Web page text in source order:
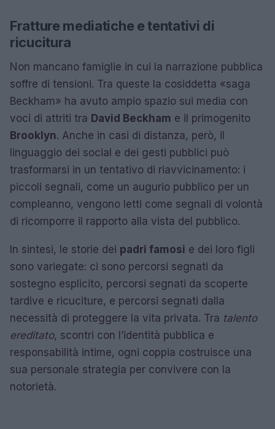
Fratture mediatiche e tentativi di
ricucitura
Non mancano famiglie in cui la narrazione pubblica
soffre di tensioni. Tra queste la cosiddetta «saga
Beckham» ha avuto ampio spazio sui media con
voci di attriti tra David Beckham e il primogenito
Brooklyn. Anche in casi di distanza, però, il
linguaggio dei social e dei gesti pubblici può
trasformarsi in un tentativo di riavvicinamento: i
piccoli segnali, come un augurio pubblico per un
compleanno, vengono letti come segnali di volontà
di ricomporre il rapporto alla vista del pubblico.
In sintesi, le storie dei padri famosi e dei loro figli
sono variegate: ci sono percorsi segnati da
sostegno esplicito, percorsi segnati da scoperte
tardive e ricuciture, e percorsi segnati dalla
necessità di proteggere la vita privata. Tra talento
ereditato, scontri con l’identità pubblica e
responsabilità intime, ogni coppia costruisce una
sua personale strategia per convivere con la
notorietà.